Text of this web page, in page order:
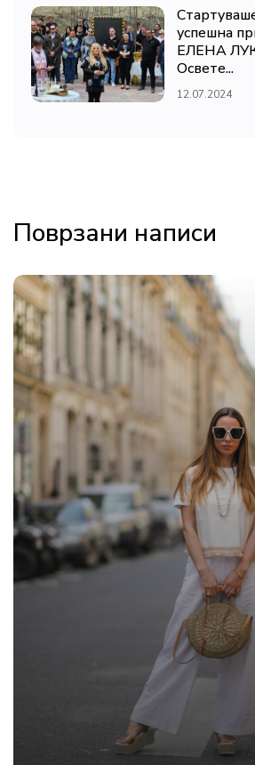
успешна
ЕЛЕНА
Освете...
12.07.2024
Поврзани написи